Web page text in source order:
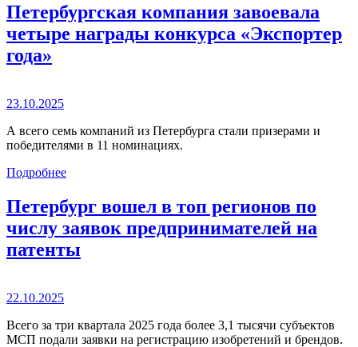
Петербургская компания завоевала
четыре награды конкурса «Экспортер
года»
23.10.2025
А всего семь компаний из Петербурга стали призерами и
победителями в 11 номинациях.
Подробнее
Петербург вошел в топ регионов по
числу заявок предпринимателей на
патенты
22.10.2025
Всего за три квартала 2025 года более 3,1 тысячи субъектов
МСП подали заявки на регистрацию изобретений и брендов.